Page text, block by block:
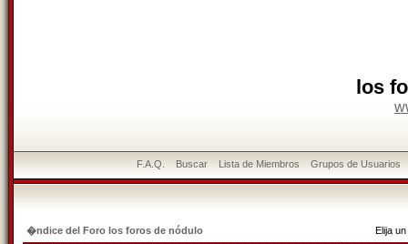
los
F.A.Q. Buscar Lista de Miembros Grupos de Usuarios
�ndice del Foro los foros de nódulo Elija